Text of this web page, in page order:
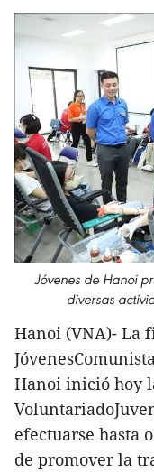
Jóvenes de Hanoi
diversas
Hanoi (VNA)- La
Hanoi inició hoy
efectuarse hasta
de promover la